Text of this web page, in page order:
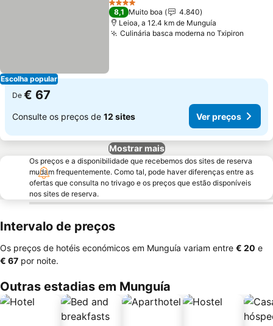
Escolha popular
4 Estrelas
8,1 Muito boa
4.840
Leioa, a 12.4 km de Munguía
Culinária basca moderna no Txipiron
De € 67
Consulte os preços de 12 sites Ver preços
Mostrar mais
Os preços e a disponibilidade que recebemos dos sites de reserva
mudam frequentemente. Como tal, pode haver diferenças entre as
ofertas que consulta no trivago e os preços que estão disponíveis
nos sites de reserva.
Intervalo de preços
Os preços de hotéis económicos em Munguía variam entre ‎€ 20 e
‎€ 67 por noite.
Outras estadias em Munguía